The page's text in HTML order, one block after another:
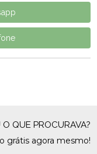
QUE PROCURAVA?
grátis agora mesmo!